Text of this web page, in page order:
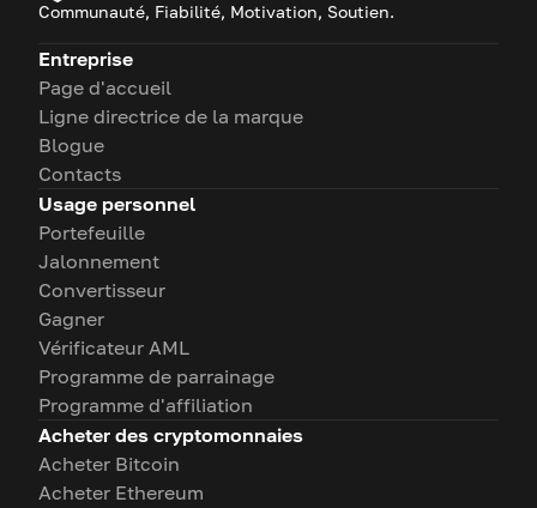
Communauté, Fiabilité, Motivation, Soutien.
Entreprise
Page d'accueil
Ligne directrice de la marque
Blogue
Contacts
Usage personnel
Portefeuille
Jalonnement
Convertisseur
Gagner
Vérificateur AML
Programme de parrainage
Programme d'affiliation
Acheter des cryptomonnaies
Acheter Bitcoin
Acheter Ethereum